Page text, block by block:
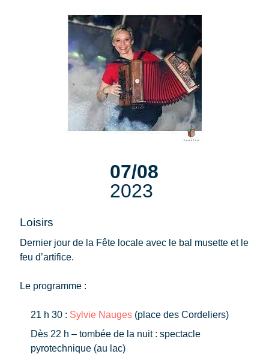
07/08
2023
Loisirs
Dernier jour de la Fête locale avec le bal musette et le
feu d’artifice.
Le programme :
21 h 30 : Sylvie Nauges(place des Cordeliers)
Dès 22 h – tombée de la nuit : spectacle
pyrotechnique (au lac)